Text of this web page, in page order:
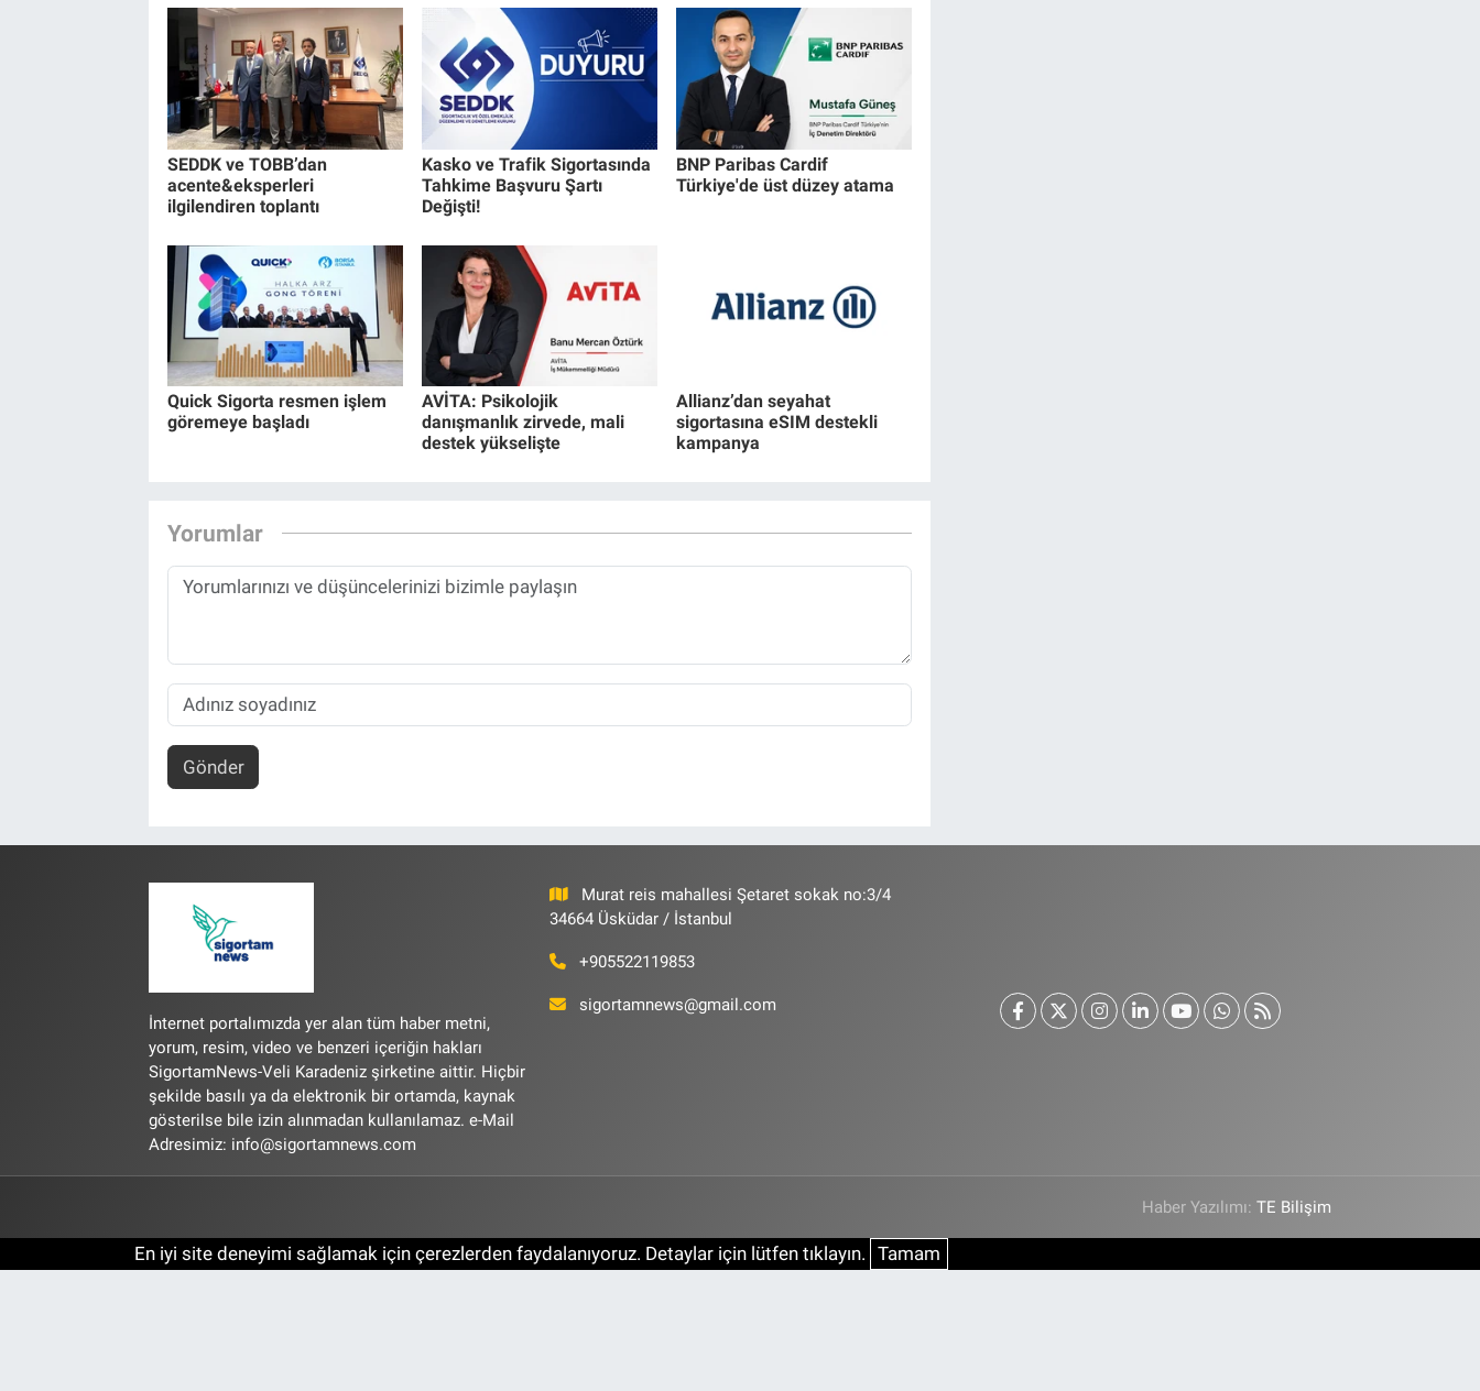
SEDDK ve TOBB’dan
acente&eksperleri
ilgilendiren toplantı
Kasko ve Trafik Sigortasında
Tahkime Başvuru Şartı
Değişti!
BNP Paribas Cardif
Türkiye'de üst düzey atama
Quick Sigorta resmen işlem
göremeye başladı
AVİTA: Psikolojik
danışmanlık zirvede, mali
destek yükselişte
Allianz’dan seyahat
sigortasına eSIM destekli
kampanya
Yorumlar
Gönder
İnternet portalımızda yer alan tüm haber metni,
yorum, resim, video ve benzeri içeriğin hakları
SigortamNews-Veli Karadeniz şirketine aittir. Hiçbir
şekilde basılı ya da elektronik bir ortamda, kaynak
gösterilse bile izin alınmadan kullanılamaz. e-Mail
Adresimiz: info@sigortamnews.com
Murat reis mahallesi Şetaret sokak no:3/4
34664 Üsküdar / İstanbul
+905522119853
sigortamnews@gmail.com
Haber Yazılımı:TE Bilişim
En iyi site deneyimi sağlamak için çerezlerden faydalanıyoruz. Detaylar için lütfen tıklayın. Tamam